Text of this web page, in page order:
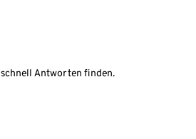
Antworten finden.